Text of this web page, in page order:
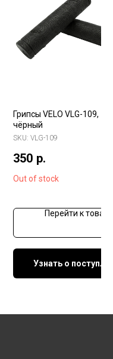
Грипсы VELO VLG-109,
чёрный
SKU: VLG-109
350 р.
Out of stock
Перейти к товару
Узнать о